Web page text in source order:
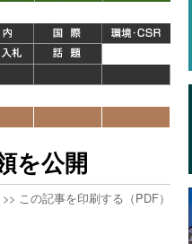
を公開
>> この記事を印刷する（PDF）